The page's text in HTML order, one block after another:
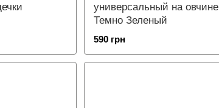
универсальный на овчине
Темно Зеленый
590 грн